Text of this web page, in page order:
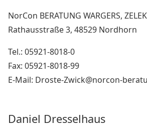
NorCon BERATUNG WARGERS,
Rathausstraße 3, 48529 Nordhorn
Tel.: 05921-8018-0
Fax: 05921-8018-99
E-Mail: Droste-Zwick@norcon-
Daniel Dresselhaus